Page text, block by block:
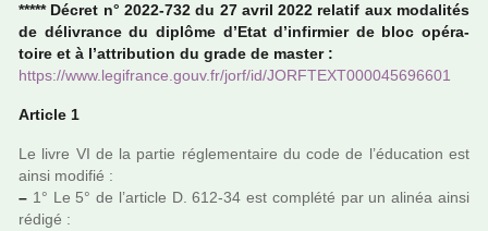
***** Décret n° 2022-732 du 27 avril 2022 rela­tif aux moda­li­tés
de déli­vrance du diplôme d’Etat d’infir­mier de bloc opé­ra­
toire et à l’attri­bu­tion du grade de master :
https://www.legi­france.gouv.fr/jorf/id/JORFTEXT000045696601
Article 1
Le livre VI de la partie régle­men­taire du code de l’éducation est
ainsi modi­fié :
– 1° Le 5° de l’arti­cle D. 612-34 est com­plété par un alinéa ainsi
rédigé :